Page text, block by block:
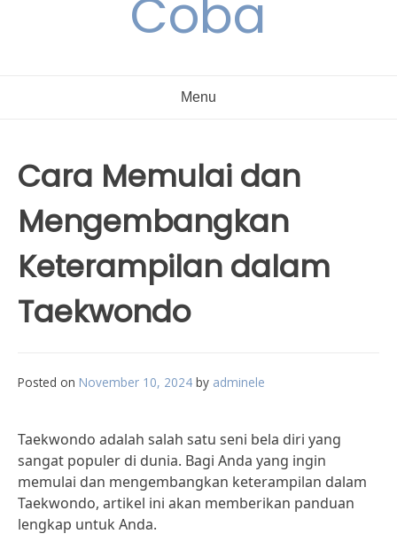
Coba
Menu
Cara Memulai dan
Mengembangkan
Keterampilan dalam
Taekwondo
Posted on November 10, 2024 by adminele
Taekwondo adalah salah satu seni bela diri yang
sangat populer di dunia. Bagi Anda yang ingin
memulai dan mengembangkan keterampilan dalam
Taekwondo, artikel ini akan memberikan panduan
lengkap untuk Anda.